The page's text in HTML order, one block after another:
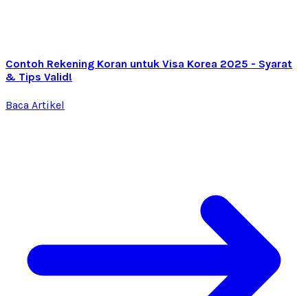
Contoh Rekening Koran untuk Visa Korea 2025 - Syarat
& Tips Valid!
Baca Artikel